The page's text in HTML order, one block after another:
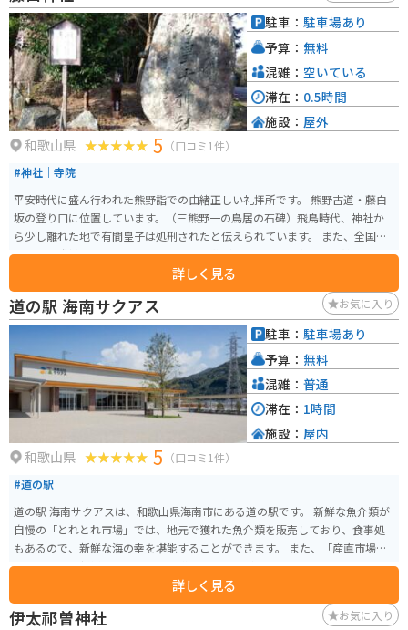
和歌山県 5 （口コミ1件）
#神社｜寺院
平安時代に盛ん行われた熊野詣での由緒正しい礼拝所です。 熊野古道・藤白
坂の登り口に位置しています。（三熊野一の鳥居の石碑）飛鳥時代、神社か
ら少し離れた地で有間皇子は処刑されたと伝えられています。 また、全国の
鈴木さん発祥の地とされ、近くに鈴木屋敷があります。境内には、幹回り１
０メートルを超えるような千年楠と呼ばれる巨大な楠が存在します。
詳しく見る
駐車： 駐車場あり
予算： 無料
混雑： 空いている
滞在： 0.5時間
施設： 屋外
道の駅 海南サクアス お気に入り
和歌山県 5 （口コミ1件）
#道の駅
道の駅 海南サクアスは、和歌山県海南市にある道の駅です。 新鮮な魚介類が
自慢の「とれとれ市場」では、地元で獲れた魚介類を販売しており、食事処
もあるので、新鮮な海の幸を堪能することができます。 また、「産直市場」
では地元産の新鮮な野菜や果物を購入することができます。 バイクで訪れる
場合、道の駅には広い駐車場が完備されているので安心です。 和歌山県は海
岸線が続く道が多く、ツーリングにも最適なエリアなので、休憩場所として
利用するのも良いでしょう。 周辺には、和歌山ラーメンが有名なお店や、海
詳しく見る
駐車： 駐車場あり
予算： 無料
混雑： 普通
滞在： 1時間
施設： 屋内
伊太祁曽神社 お気に入り